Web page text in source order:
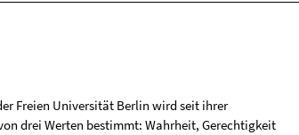
Freien Universität Berlin wird seit ihrer
drei Werten bestimmt: Wahrheit, Gerechtigkeit